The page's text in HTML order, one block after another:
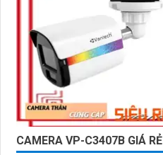
CAMERA VP-C3407B GIÁ RẺ